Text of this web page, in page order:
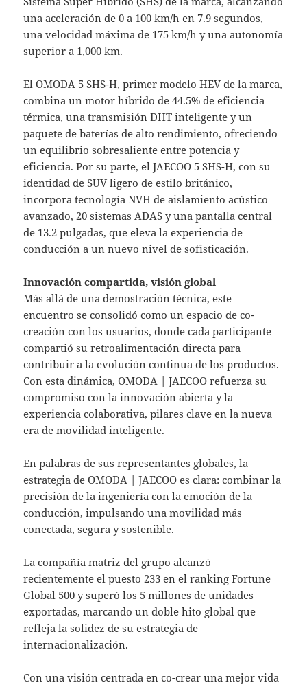
una aceleración de 0 a 100 km/h en 7.9 segundos,
una velocidad máxima de 175 km/h y una autonomía
superior a 1,000 km.
El OMODA 5 SHS-H, primer modelo HEV de la marca,
combina un motor híbrido de 44.5% de eficiencia
térmica, una transmisión DHT inteligente y un
paquete de baterías de alto rendimiento, ofreciendo
un equilibrio sobresaliente entre potencia y
eficiencia. Por su parte, el JAECOO 5 SHS-H, con su
identidad de SUV ligero de estilo británico,
incorpora tecnología NVH de aislamiento acústico
avanzado, 20 sistemas ADAS y una pantalla central
de 13.2 pulgadas, que eleva la experiencia de
conducción a un nuevo nivel de sofisticación.
Innovación compartida, visión global
Más allá de una demostración técnica, este
encuentro se consolidó como un espacio de co-
creación con los usuarios, donde cada participante
compartió su retroalimentación directa para
contribuir a la evolución continua de los productos.
Con esta dinámica, OMODA | JAECOO refuerza su
compromiso con la innovación abierta y la
experiencia colaborativa, pilares clave en la nueva
era de movilidad inteligente.
En palabras de sus representantes globales, la
estrategia de OMODA | JAECOO es clara: combinar la
precisión de la ingeniería con la emoción de la
conducción, impulsando una movilidad más
conectada, segura y sostenible.
La compañía matriz del grupo alcanzó
recientemente el puesto 233 en el ranking Fortune
Global 500 y superó los 5 millones de unidades
exportadas, marcando un doble hito global que
refleja la solidez de su estrategia de
internacionalización.
Con una visión centrada en co-crear una mejor vida